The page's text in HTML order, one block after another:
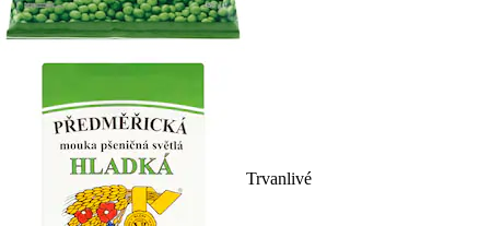
Trvanlivé